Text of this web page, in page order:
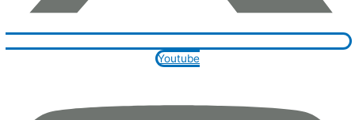
Youtube